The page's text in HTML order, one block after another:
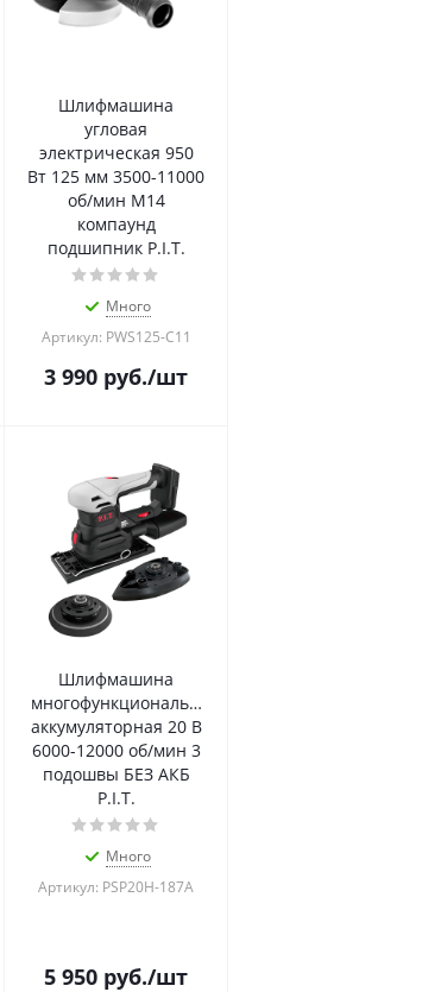
Шлифмашина
угловая
электрическая 950
Вт 125 мм 3500-11000
об/мин М14
компаунд
подшипник P.I.T.
Много
Артикул: PWS125-C11
3 990 руб./шт
Шлифмашина
многофункциональная
аккумуляторная 20 В
6000-12000 об/мин 3
подошвы БЕЗ АКБ
P.I.T.
Много
Артикул: PSP20H-187A
5 950 руб./шт